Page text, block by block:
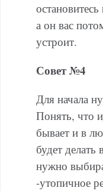
а он вас
устроит.
Совет №4
Для начала
Понять, что
бывает и в
будет
нужно
-утопичное